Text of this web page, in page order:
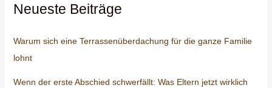
Neueste Beiträge
Warum sich eine Terrassenüberdachung für die ganze Familie
lohnt
Wenn der erste Abschied schwerfällt: Was Eltern jetzt wirklich